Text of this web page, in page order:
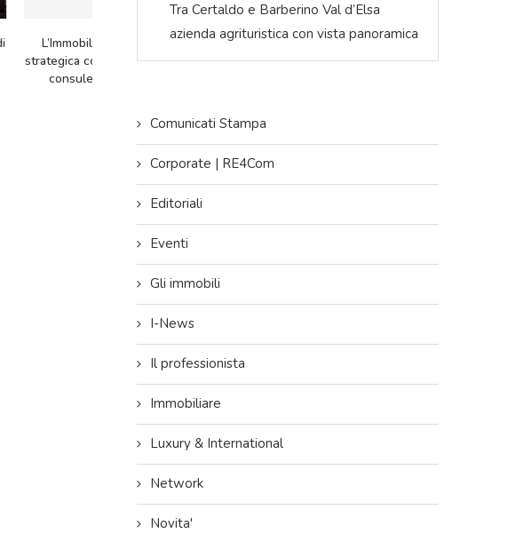
nuove agenzie, stessa tradizione
10/04/2026
Per il 2026 L’immobiliare.com punta
all’apertura di nuove e selezionate
Tra Certaldo e Barberino Val d’Elsa
azienda agrituristica con vista panoramica
Comunicati Stampa
Corporate | RE4Com
Editoriali
Eventi
Gli immobili
I-News
Il professionista
Immobiliare
Luxury & International
Network
Novita'